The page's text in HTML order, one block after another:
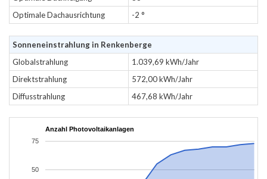
Optimale Dachausrichtung
-2 °
Sonneneinstrahlung in Renkenberge
Globalstrahlung
1.039,69 kWh/Jahr
Direktstrahlung
572,00 kWh/Jahr
Diffusstrahlung
467,68 kWh/Jahr
Anzahl Photovoltaikanlagen
50
75